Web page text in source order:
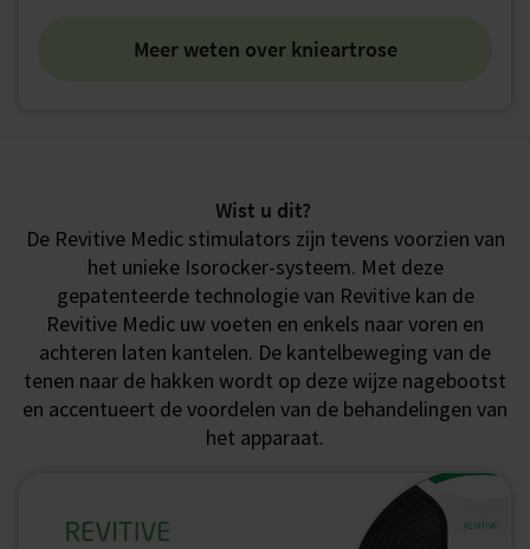
Meer weten over knieartrose
Wist u dit?
De Revitive Medic stimulators zijn tevens voorzien van
het unieke Isorocker-systeem. Met deze
gepatenteerde technologie van Revitive kan de
Revitive Medic uw voeten en enkels naar voren en
achteren laten kantelen. De kantelbeweging van de
tenen naar de hakken wordt op deze wijze nagebootst
en accentueert de voordelen van de behandelingen van
het apparaat.